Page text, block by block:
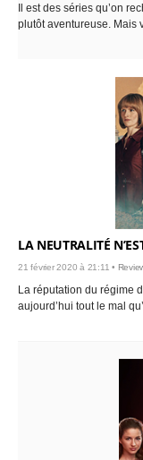
Il est des séries qu’on
plutôt aventureuse. Mais
LA NEUTRALITÉ
21 février 2020 à 21:11 •
La réputation du régime
aujourd’hui tout le mal